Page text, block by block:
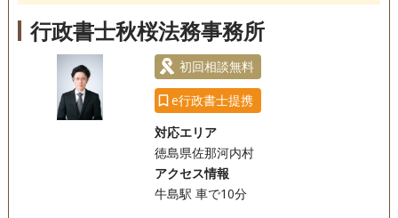
電話相談可 訪問可 土日相談可 初回相談無料
行政書士秋桜法務事務所
初回相談無料
e行政書士提携
対応エリア
徳島県佐那河内村
アクセス情報
牛島駅 車で10分